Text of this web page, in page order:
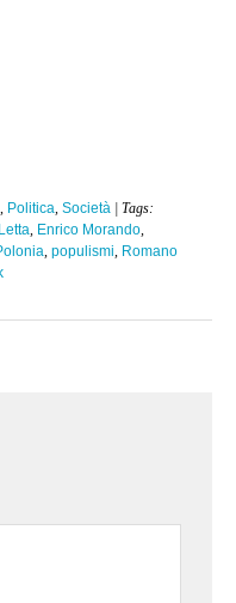
Politica Società | Tags:
Enrico Morando
populismi Romano